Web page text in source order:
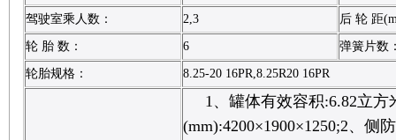
驾驶室乘人数： 2,3 后 轮 距
轮 胎 数： 6 弹簧片数
轮胎规格： 8.25-20 16PR,8.25R20 16PR
1、罐体有效容积:6.82立
(mm):4200×1900×1250;2、侧